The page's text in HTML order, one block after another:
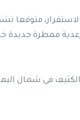
متوقعا
ممطرة جديدة
الكثيف في شمال